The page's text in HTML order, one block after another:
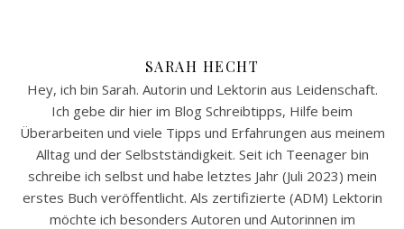
SARAH HECHT
Hey, ich bin Sarah. Autorin und Lektorin aus Leidenschaft.
Ich gebe dir hier im Blog Schreibtipps, Hilfe beim
Überarbeiten und viele Tipps und Erfahrungen aus meinem
Alltag und der Selbstständigkeit. Seit ich Teenager bin
schreibe ich selbst und habe letztes Jahr (Juli 2023) mein
erstes Buch veröffentlicht. Als zertifizierte (ADM) Lektorin
möchte ich besonders Autoren und Autorinnen im